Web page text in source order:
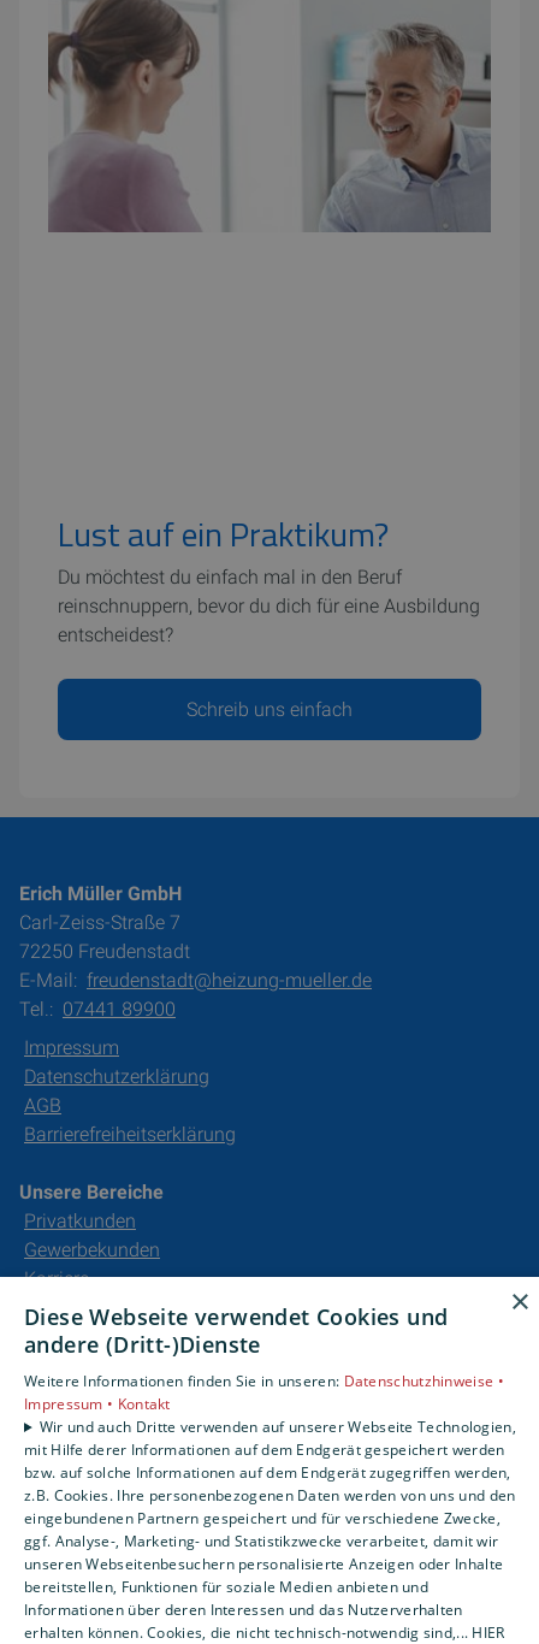
Lust auf ein Praktikum?
Du möchtest du einfach mal in den Beruf
reinschnuppern, bevor du dich für eine Ausbildung
entscheidest?
Schreib uns einfach
Erich Müller GmbH
Carl-Zeiss-Straße 7
72250 Freudenstadt
E-Mail: freudenstadt@heizung-mueller.de
Tel.: 07441 89900
Impressum
Datenschutzerklärung
AGB
Barrierefreiheitserklärung
Unsere Bereiche
Privatkunden
Gewerbekunden
Karriere
Unternehmen
Kontakt
×
Diese Webseite verwendet Cookies und
andere (Dritt-)Dienste
Weitere Informationen finden Sie in unseren: Datenschutzhinweise •
Impressum • Kontakt
Wir und auch Dritte verwenden auf unserer Webseite Technologien,
mit Hilfe derer Informationen auf dem Endgerät gespeichert werden
bzw. auf solche Informationen auf dem Endgerät zugegriffen werden,
z.B. Cookies. Ihre personenbezogenen Daten werden von uns und den
eingebundenen Partnern gespeichert und für verschiedene Zwecke,
ggf. Analyse-, Marketing- und Statistikzwecke verarbeitet, damit wir
unseren Webseitenbesuchern personalisierte Anzeigen oder Inhalte
bereitstellen, Funktionen für soziale Medien anbieten und
Informationen über deren Interessen und das Nutzerverhalten
erhalten können. Cookies, die nicht technisch-notwendig sind,... HIER